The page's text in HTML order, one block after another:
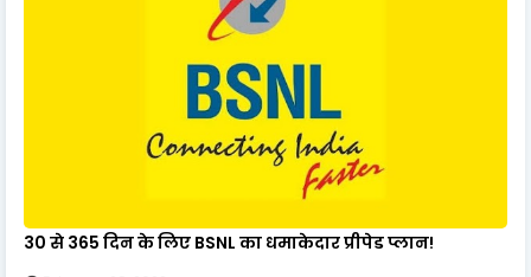
30 से 365 दिन के लिए BSNL का धमाकेदार प्रीपेड प्लान!